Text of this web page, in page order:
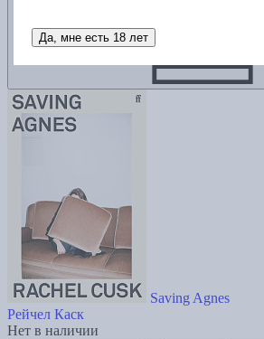
Saving Agnes
Рейчел Каск
Нет в наличии
Да, мне есть 18 лет